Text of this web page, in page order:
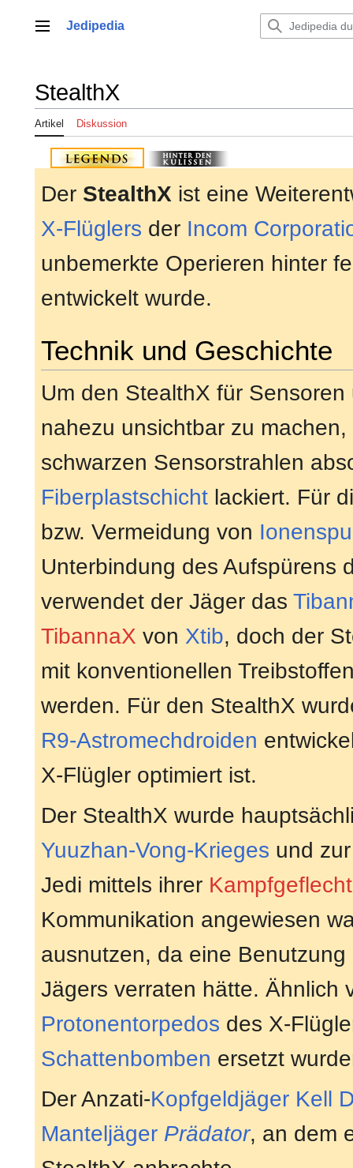
springenHauptmenü
Jedipedia
StealthX
Artikel Diskussion
Der StealthX ist eine
X-Flüglers der Incom
unbemerkte Operieren hinter
entwickelt wurde.
Technik und Geschichte
Um den StealthX für Sensoren
nahezu unsichtbar zu
schwarzen Sensorstrahlen
Fiberplastschicht lackiert. Für
bzw. Vermeidung von
Unterbindung des Aufspürens
verwendet der Jäger das
TibannaX von Xtib, doch der
mit konventionellen
werden. Für den StealthX
R9-Astromechdroiden
X-Flügler optimiert ist.
Der StealthX wurde
Yuuzhan-Vong-Krieges und
Jedi mittels ihrer
Kommunikation angewiesen
ausnutzen, da eine
Jägers verraten hätte. Ähnlich
Protonentorpedos des X-
Schattenbomben ersetzt
Der Anzati-Kopfgeldjäger Kell
Manteljäger Prädator, an dem